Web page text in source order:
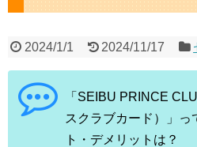
2024/1/1 2024/11/17
「SEIBU PRINCE
スクラブカード）」っ
ト・デメリットは？